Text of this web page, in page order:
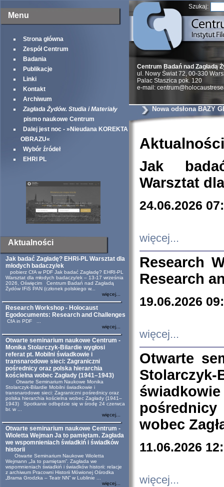
Menu
Strona główna
Zespół Centrum
Badania
Publikacje
Linki
Kontakt
Archiwum
Zagłada Żydów. Studia i Materiały
pismo naukowe Centrum
Dalej jest noc - »Nieudana KOREKTA
OBRAZU«
Wybór źródeł
EHRI PL
Aktualności
Jak badać Zagładę? EHRI-PL Warsztat dla
młodych badaczy/ek
pobierz CfA w PDF Jak badać Zagładę? EHRI-PL
Warsztat dla młodych badaczy/ek – 13-17 września
2026, Oświęcim Centrum Badań nad Zagładą
Żydów IFiS PAN (członek polskiego w...
więcej...
Research Workshop - Holocaust
Egodocuments: Research and Challenges
CfA in PDF ...
więcej...
Otwarte seminarium naukowe Centrum -
Monika Stolarczyk-Bilardie wygłosi
referat pt. Mobilni świadkowie i
transnarodowe sieci: Zagraniczni
pośrednicy oraz polska hierarchia
kościelna wobec Zagłady (1941–1943)
Otwarte Seminarium Naukowe Monika
Stolarczyk-Bilardie Mobilni świadkowie i
transnarodowe sieci: Zagraniczni pośrednicy oraz
polska hierarchia kościelna wobec Zagłady (1941–
1943) Spotkanie odbędzie się w środę 24 czerwca
br. w ...
więcej...
Otwarte seminarium naukowe Centrum -
Wioletta Wejman Ja to pamiętam. Zagłada
we wspomnieniach świadkiń i świadków
historii
Otwarte Seminarium Naukowe Wioletta
Wejmann „Ja to pamiętam”. Zagłada we
wspomnieniach świadkiń i świadków historii: relacje
z archiwum Pracowni Historii Mówionej Ośrodka
„Brama Grodzka – Teatr NN” w Lublinie ...
więcej...
Szukaj:
Centrum Badań nad Zagładą
ul. Nowy Świat 72, 00-330
Palac Staszica pok. 120
e-mail:
Nowa odsłona BAZY
Aktualności
Jak
Warsztat
24.06.2026
więcej...
Research
Research
19.06.2026
więcej...
Otwarte
wobec
11.06.2026
więcej...